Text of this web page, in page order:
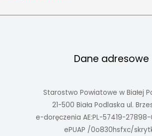
Dane adresowe
Starostwo Powiatowe w Białej
21-500 Biała Podlaska ul.
e-doręczenia AE:PL-57419-27898-
ePUAP /0o830hsfxc/